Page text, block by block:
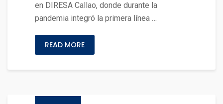
en DIRESA Callao, donde durante la
pandemia integró la primera línea …
READ MORE